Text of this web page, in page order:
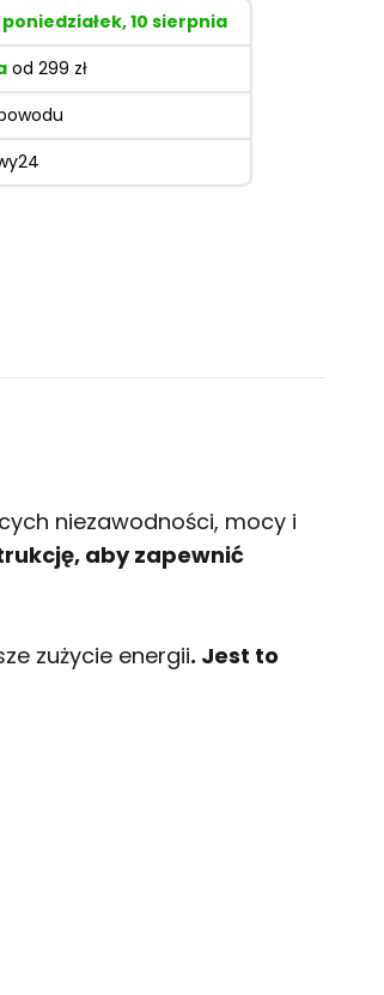
niezawodności, mocy i
aby zapewnić
zużycie energii. Jest to
poniedziałek, 10 sierpnia
od 299 zł